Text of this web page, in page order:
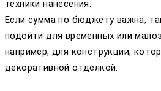
техники нанесения.
Если сумма по бюджету важна,
подойти для временных или
например, для конструкции,
декоративной отделкой.